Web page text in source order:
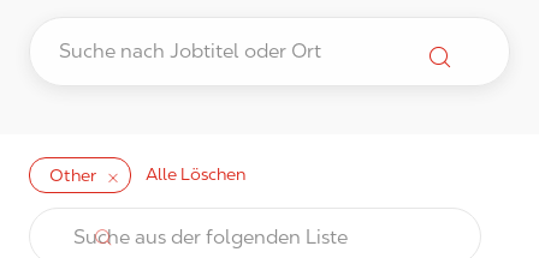
Other Alle Löschen
the results are updated
Suche aus der folgenden Liste